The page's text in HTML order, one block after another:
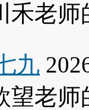
禾老师
九
望老师